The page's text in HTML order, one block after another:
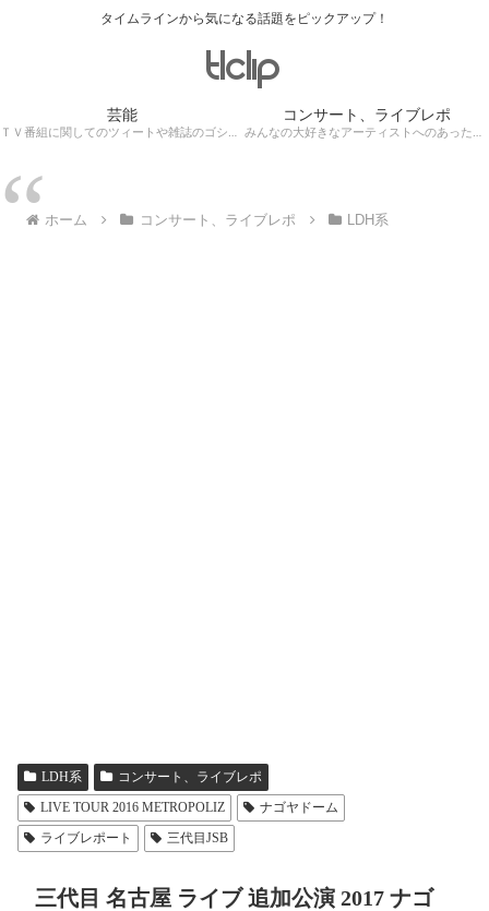
タイムラインから気になる話題をピックアップ！
芸能
ＴＶ番組に関してのツィートや雑誌のゴシップ記事、芸能人目撃情報・ロケ現場遭遇・・・
コンサート、ライブレポ
みんなの大好きなアーティストへのあったかぁ～い思いをツイッターレポートに保存！
ホーム コンサート、ライブレポ LDH系
LDH系
コンサート、ライブレポ
LIVE TOUR 2016 METROPOLIZ
ナゴヤドーム
ライブレポート
三代目JSB
三代目 名古屋 ライブ 追加公演 2017 ナゴ